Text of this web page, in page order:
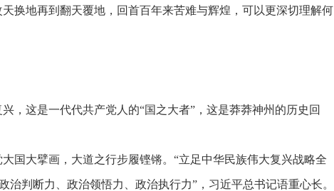
换地再到翻天覆地，回首百年来苦难与辉煌，可以更深切理解何
，这是一代代共产党人的“国之大者”，这是莽莽神州的历史回
国大擘画，大道之行步履铿锵。 “立足中华民族伟大复兴战略全
治判断力、政治领悟力、政治执行力”，习近平总书记语重心长。